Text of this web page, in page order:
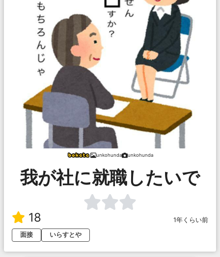
unkohunda unkohunda
我が社に就職したいで
18
1年くらい前
面接
いらすとや